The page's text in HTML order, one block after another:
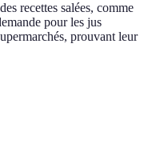
recettes salées, comme
pour les jus
prouvant leur